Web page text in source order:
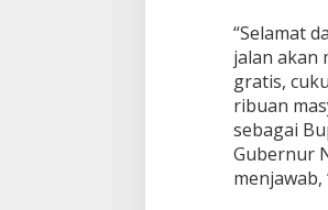
“Selamat
jalan akan
gratis,
ribuan
sebagai
Gubernur
menjawab,